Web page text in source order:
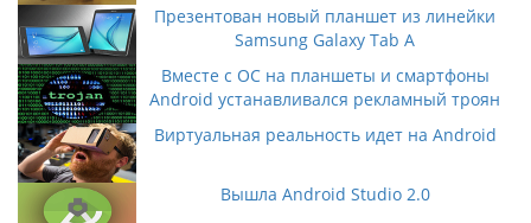
Презентован новый планшет из линейки
Samsung Galaxy Tab A
Вместе с ОС на планшеты и смартфоны
Android устанавливался рекламный троян
Виртуальная реальность идет на Android
Вышла Android Studio 2.0